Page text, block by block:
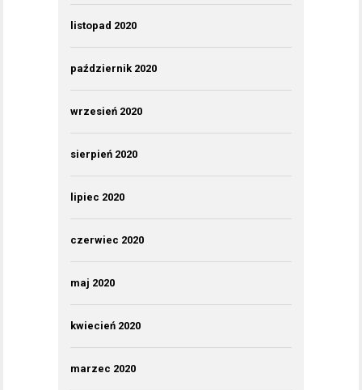
listopad 2020
październik 2020
wrzesień 2020
sierpień 2020
lipiec 2020
czerwiec 2020
maj 2020
kwiecień 2020
marzec 2020